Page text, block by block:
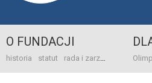
O FUNDACJI
historia statut rada i zarząd dane